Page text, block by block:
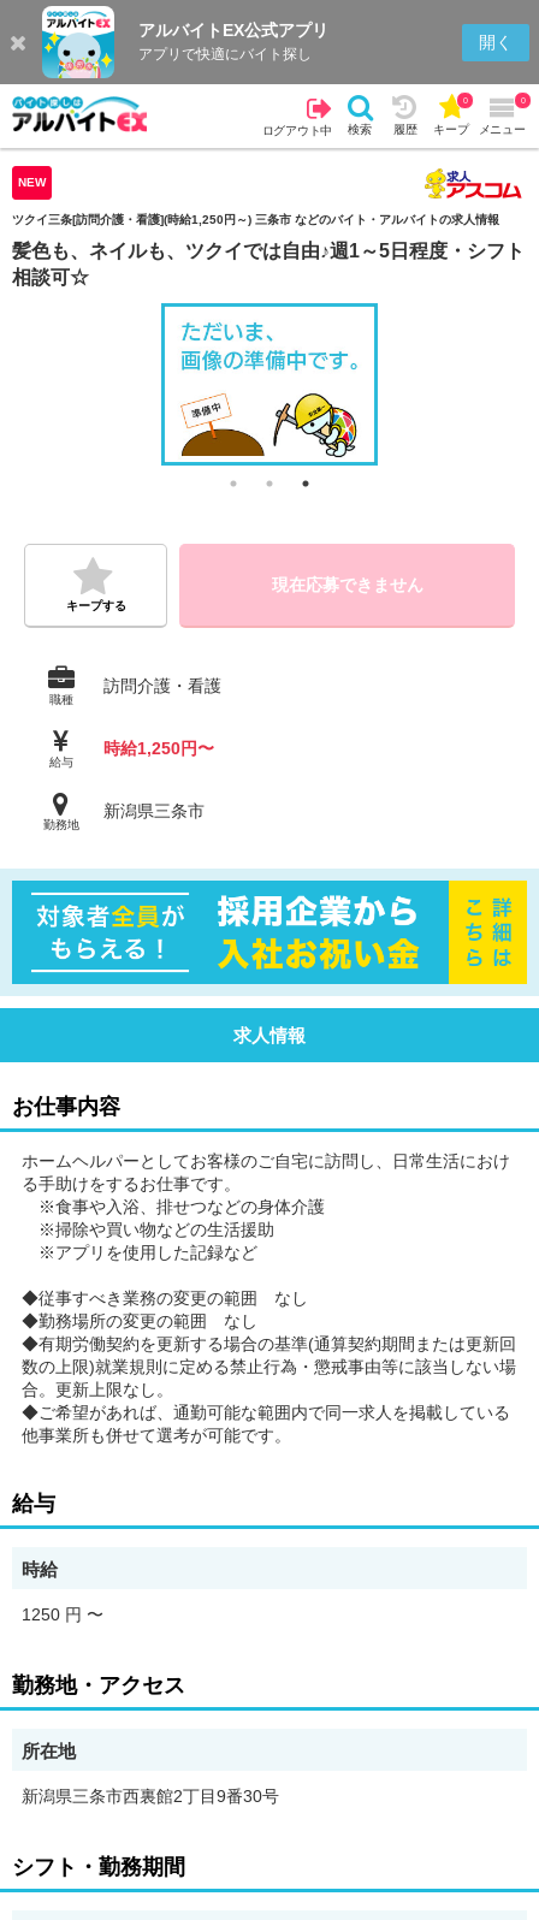
アルバイトEX公式アプリ
アプリで快適にバイト探し
開く
ログアウト中 検索 履歴 キープ
0
メニュー
0
検索 履歴
NEW
ツクイ三条[訪問介護・看護](時給1,250円～) 三条市 などのバイト・アルバイトの求人情報
髪色も、ネイルも、ツクイでは自由♪週1～5日程度・シフト
相談可☆
キープする
現在応募できません
職種
訪問介護・看護
給与
時給1,250円〜
勤務地
新潟県三条市
求人情報
お仕事内容
ホームヘルパーとしてお客様のご自宅に訪問し、日常生活におけ
る手助けをするお仕事です。
※食事や入浴、排せつなどの身体介護
※掃除や買い物などの生活援助
※アプリを使用した記録など
◆従事すべき業務の変更の範囲 なし
◆勤務場所の変更の範囲 なし
◆有期労働契約を更新する場合の基準(通算契約期間または更新回
数の上限)就業規則に定める禁止行為・懲戒事由等に該当しない場
合。更新上限なし。
◆ご希望があれば、通勤可能な範囲内で同一求人を掲載している
他事業所も併せて選考が可能です。
給与
時給
1250 円 〜
勤務地・アクセス
所在地
新潟県三条市西裏館2丁目9番30号
シフト・勤務期間